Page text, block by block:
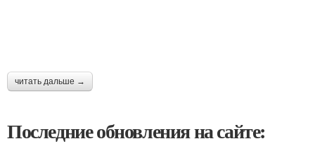
читать дальше →
Последние обновления на сайте: